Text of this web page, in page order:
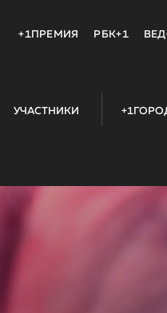
+1ПРЕМИЯ РБК+1
УЧАСТНИКИ